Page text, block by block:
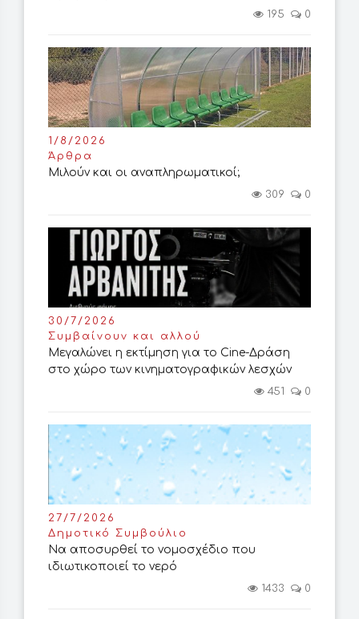
195 0
1/8/2026
Άρθρα
Μιλούν και οι αναπληρωματικοί;
309 0
30/7/2026
Συμβαίνουν και αλλού
Μεγαλώνει η εκτίμηση για το Cine-Δράση
στο χώρο των κινηματογραφικών λεσχών
451 0
27/7/2026
Δημοτικό Συμβούλιο
Να αποσυρθεί το νομοσχέδιο που
ιδιωτικοποιεί το νερό
1433 0